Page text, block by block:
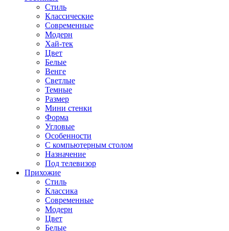
Стиль
Классические
Современные
Модерн
Хай-тек
Цвет
Белые
Венге
Светлые
Темные
Размер
Мини стенки
Форма
Угловые
Особенности
С компьютерным столом
Назначение
Под телевизор
Прихожие
Стиль
Классика
Современные
Модерн
Цвет
Белые